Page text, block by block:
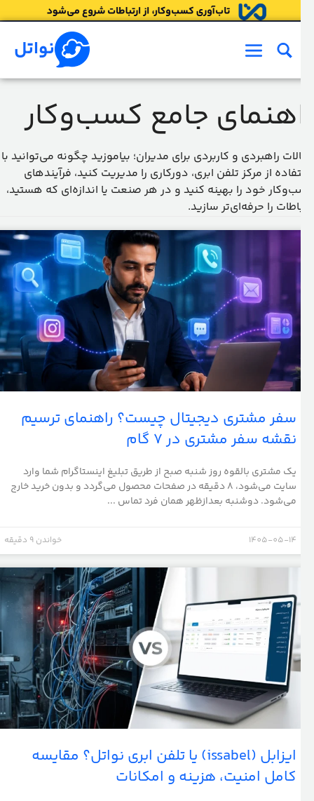
نواتل فهرست
جامع کسب‌وکار
راهبردی و کاربردی برای مدیران؛ بیاموزید چگونه می‌توانید با
از مرکز تلفن ابری، دورکاری را مدیریت کنید، فرآیندهای
خود را بهینه کنید و در هر صنعت یا اندازه‌ای که هستید،
را حرفه‌ای‌تر سازید.
سفر مشتری دیجیتال چیست؟ راهنمای ترسیم
نقشه سفر مشتری در ۷ گام
یک مشتری بالقوه روز شنبه صبح از طریق تبلیغ اینستاگرام شما وارد
سایت می‌شود، ۸ دقیقه در صفحات محصول می‌گردد و بدون خرید خارج
می‌شود. دوشنبه بعدازظهر همان فرد تماس ...
1405-05-14 خواندن 9 دقیقه
ایزابل (issabel) یا تلفن ابری نواتل؟ مقایسه
کامل امنیت، هزینه و امکانات